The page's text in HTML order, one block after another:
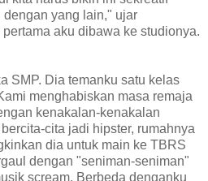
yang lain," ujar
aku dibawa ke studionya.
SMP. Dia temanku satu kelas
menghabiskan masa remaja
kenakalan-kenakalan
cita jadi hipster, rumahnya
dia untuk main ke TBRS
dengan "seniman-seniman"
scream. Berbeda denganku